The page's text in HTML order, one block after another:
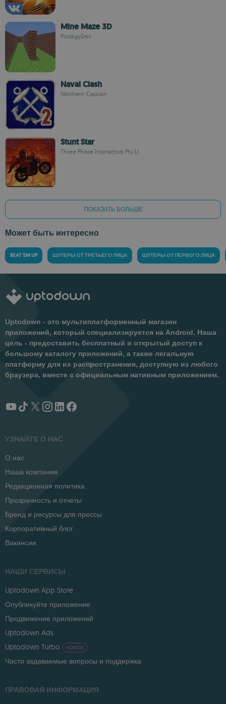
Mine Maze 3D
ProdigyDev
Naval Clash
Northern Captain
Stunt Star
Three Phase Interactive Pty Lt
ПОКАЗАТЬ БОЛЬШЕ
Может быть интересно
BEAT 'EM UP ШУТЕРЫ ОТ ТРЕТЬЕГО ЛИЦА ШУТЕРЫ ОТ ПЕРВОГО ЛИЦА
Uptodown - это мультиплатформенный магазин
приложений, который специализируется на Android. Наша
цель - предоставить бесплатный и открытый доступ к
большому каталогу приложений, а также легальную
платформу для их распространения, доступную из любого
браузера, вместе с официальным нативным приложением.
УЗНАЙТЕ О НАС
О нас
Наша компания
Редакционная политика
Прозрачность и отчеты
Бренд и ресурсы для прессы
Корпоративный блог
Вакансии
НАШИ СЕРВИСЫ
Uptodown App Store
Опубликуйте приложение
Продвижение приложений
Uptodown Ads
Uptodown Turbo
НОВОЕ
Часто задаваемые вопросы и поддержка
ПРАВОВАЯ ИНФОРМАЦИЯ